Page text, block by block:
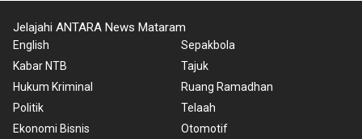
Jelajahi ANTARA News Mataram
English
Kabar NTB
Hukum Kriminal
Politik
Ekonomi Bisnis
Sepakbola
Tajuk
Ruang Ramadhan
Telaah
Otomotif